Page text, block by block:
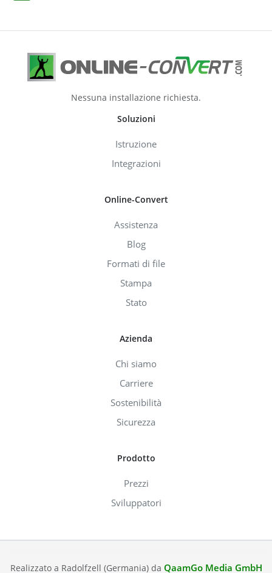
Nessuna installazione richiesta.
Soluzioni
Istruzione
Integrazioni
Online-Convert
Assistenza
Blog
Formati di file
Stampa
Stato
Azienda
Chi siamo
Carriere
Sostenibilità
Sicurezza
Prodotto
Prezzi
Sviluppatori
Realizzato a Radolfzell (Germania) da QaamGo Media GmbH